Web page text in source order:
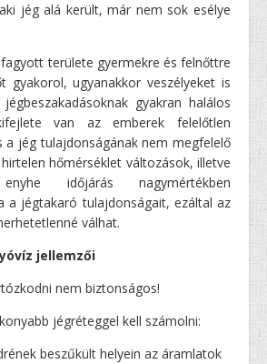
jég alá került, már nem sok esélye
területe gyermekre és felnőttre
gyakorol, ugyanakkor veszélyeket is
gyakran halálos
van az emberek felelőtlen
a jég tulajdonságának nem megfelelő
hőmérséklet változások, illetve
időjárás nagymértékben
a jégtakaró tulajdonságait, ezáltal az
válhat.
jellemzői
nem biztonságos!
jégréteggel kell számolni:
beszűkült helyein az áramlatok